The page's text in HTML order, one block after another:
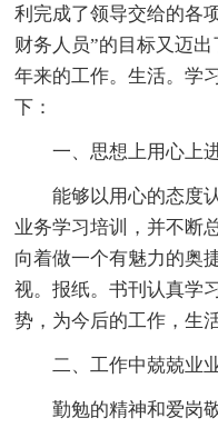
利完成了领导交给的各
财务人员”的目标又迈
年来的工作。生活。学
下：
一、思想上用心上进
能够以用心的态度
业务学习培训，并不断
向着做一个有魅力的奥
视。报纸。书刊认真学
势，为今后的工作，生
二、工作中兢兢业
勤勉的精神和爱岗